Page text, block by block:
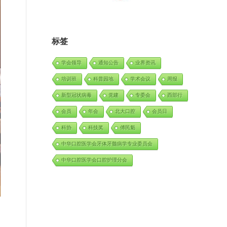
标签
学会领导 通知公告 业界资讯
培训班 科普园地 学术会议 周报
新型冠状病毒 党建 专委会 西部行
会员 年会 北大口腔 会员日
科协 科技奖 傅民魁
中华口腔医学会牙体牙髓病学专业委员会
中华口腔医学会口腔护理分会